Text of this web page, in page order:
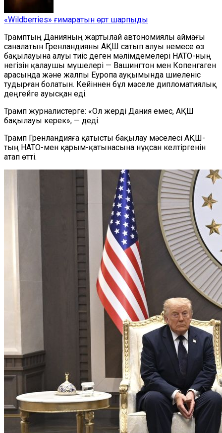
«Wildberries» ғимаратын өрт шарпыды
Трамптың Данияның жартылай автономиялы аймағы
саналатын Гренландияны АҚШ сатып алуы немесе өз
бақылауына алуы тиіс деген мәлімдемелері НАТО-ның
негізін қалаушы мүшелері — Вашингтон мен Копенгаген
арасында және жалпы Еуропа ауқымында шиеленіс
тудырған болатын. Кейіннен бұл мәселе дипломатиялық
деңгейге ауысқан еді.
Трамп журналистерге: «Ол жерді Дания емес, АҚШ
бақылауы керек», — деді.
Трамп Гренландияға қатысты бақылау мәселесі АҚШ-
тың НАТО-мен қарым-қатынасына нұқсан келтіргенін
атап өтті.